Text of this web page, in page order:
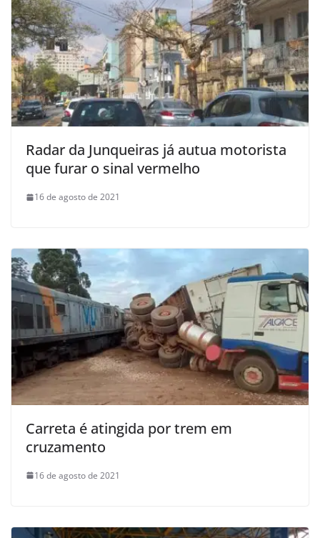
Radar da Junqueiras já autua motorista
que furar o sinal vermelho
16 de agosto de 2021
Carreta é atingida por trem em
cruzamento
16 de agosto de 2021